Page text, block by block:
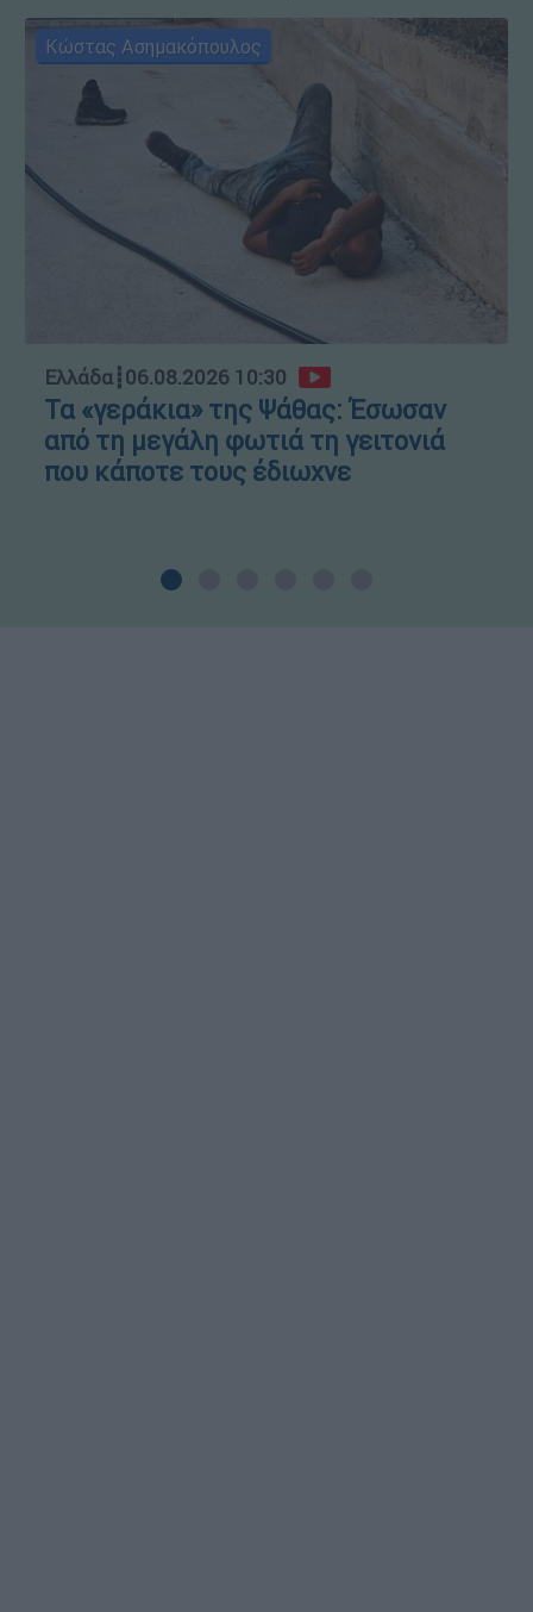
Κώστας Ασημακόπουλος
Ελλάδα┋06.08.2026 10:30
Τα «γεράκια» της Ψάθας: Έσωσαν
από τη μεγάλη φωτιά τη γειτονιά
που κάποτε τους έδιωχνε